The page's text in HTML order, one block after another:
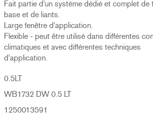
Fait partie d'un système dédié et complet de
base et de liants.
Large fenêtre d'application.
Flexible - peut être utilisé dans différentes
climatiques et avec différentes techniques
d'application.
0.5LT
WB1732 DW 0.5 LT
1250013591